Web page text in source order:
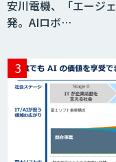
安川電機、「エージ
発。AIロボ…